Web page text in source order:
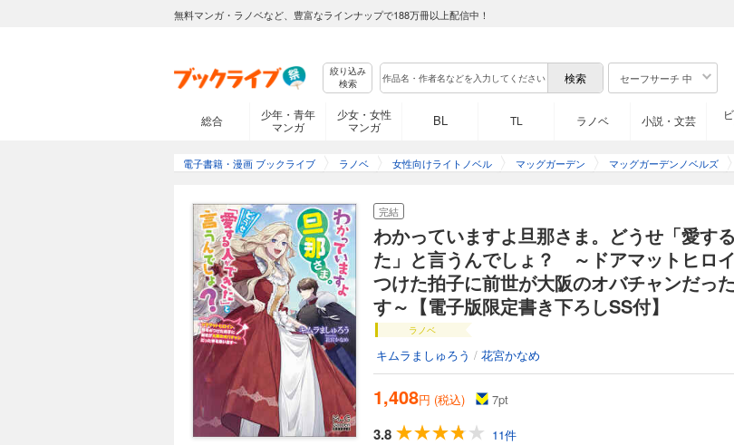
無料マンガ・ラノベなど、豊富なラインナップで188万冊以上配信中！
絞り込み
検索
セーフサーチ 中
総合
少年・青年
マンガ
少女・女性
マンガ
BL TL ラノベ 小説・文芸
電子書籍・漫画 ブックライブ ラノベ 女性向けライトノベル マッグガーデン マッグガーデンノベルズ
完結
わかっていますよ旦那さま。どうせ「愛す
た」と言うんでしょ？ ～ドアマットヒロ
つけた拍子に前世が大阪のオバチャンだっ
す～【電子版限定書き下ろしSS付】
ラノベ
キムラましゅろう / 花宮かなめ
1,408円 (税込) 7pt
3.8
11件